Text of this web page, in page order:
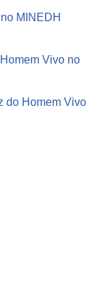
MINEDH
Vivo no
do Homem Vivo